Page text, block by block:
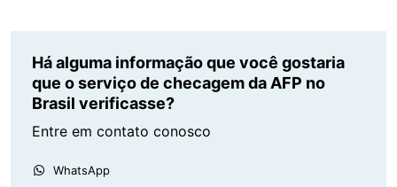
Há alguma informação que você gostaria
que o serviço de checagem da AFP no
Brasil verificasse?
Entre em contato conosco
WhatsApp